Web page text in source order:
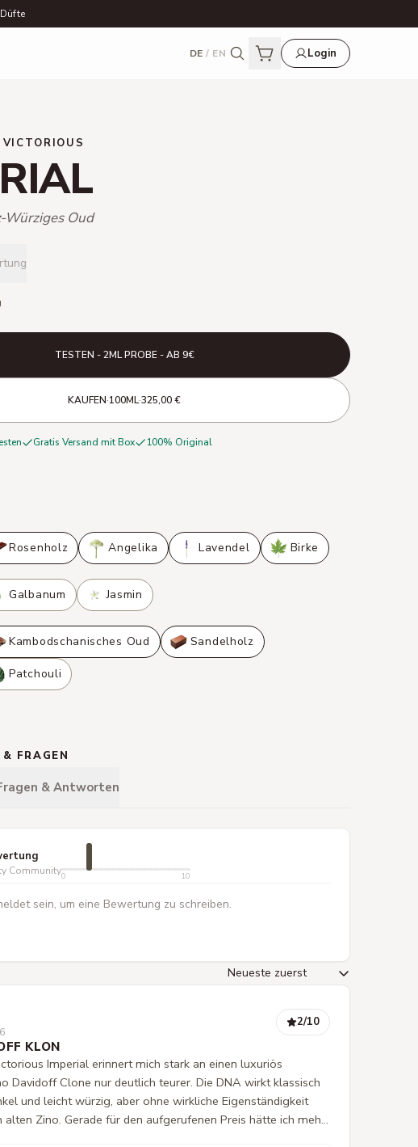
DE / EN Login
Würziges Oud
TESTEN - 2ML PROBE - AB 9€
KAUFEN·100ML·325,00 €
Gratis Versand mit Box 100% Original
Rosenholz Angelika Lavendel Birke
Galbanum Jasmin
Kambodschanisches Oud Sandelholz
Patchouli
FRAGEN
& Antworten
Community0 10
sein, um eine Bewertung zu schreiben.
2/10
KLON
Imperial erinnert mich stark an einen luxuriös
Davidoff Clone nur deutlich teurer. Die DNA wirkt klassisch
und leicht würzig, aber ohne wirkliche Eigenständigkeit
alten Zino. Gerade für den aufgerufenen Preis hätte ich mehr
allem mehr Performance erwartet. Auf meiner Haut war